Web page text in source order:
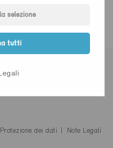
Protezione dei dati Note Legali
selezione
tutti